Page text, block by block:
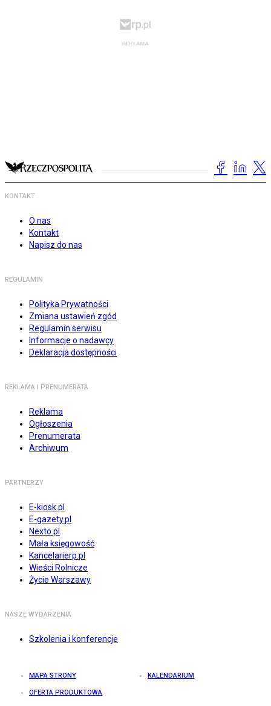
KONTAKT
O nas
Kontakt
Napisz do nas
REGULAMIN
Polityka Prywatności
Zmiana ustawień zgód
Regulamin serwisu
Informacje o nadawcy
Deklaracja dostępności
REKLAMA I PRENUMERATA
Reklama
Ogłoszenia
Prenumerata
Archiwum
PARTNERZY
E-kiosk.pl
E-gazety.pl
Nexto.pl
Mała księgowość
Kancelarierp.pl
Wieści Rolnicze
Życie Warszawy
NASZE WYDARZENIA
Szkolenia i konferencje
MAPA STRONY KALENDARIUM
OFERTA PRODUKTOWA